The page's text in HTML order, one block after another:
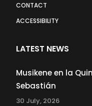
CONTACT
ACCESSIBILITY
LATEST NEWS
Musikene en la
Sebastián
30 July, 2026